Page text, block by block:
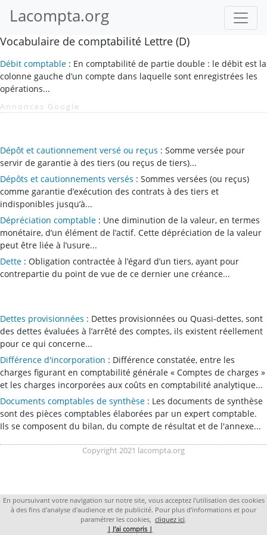
Lacompta.org
Vocabulaire de comptabilité Lettre (D)
Débit comptable : En comptabilité de partie double : le débit est la
colonne gauche d’un compte dans laquelle sont enregistrées les
opérations...
Annonces Google
Dépôt et cautionnement versé ou reçus : Somme versée pour
servir de garantie à des tiers (ou reçus de tiers)...
Dépôts et cautionnements versés : Sommes versées (ou reçus)
comme garantie d’exécution des contrats à des tiers et
indisponibles jusqu’à...
Dépréciation comptable : Une diminution de la valeur, en termes
monétaire, d’un élément de l’actif. Cette dépréciation de la valeur
peut être liée à l’usure...
Dette : Obligation contractée à l’égard d’un tiers, ayant pour
contrepartie du point de vue de ce dernier une créance...
Dettes provisionnées : Dettes provisionnées ou Quasi-dettes, sont
des dettes évaluées à l’arrêté des comptes, ils existent réellement
pour ce qui concerne...
Différence d'incorporation : Différence constatée, entre les
charges figurant en comptabilité générale « Comptes de charges »
et les charges incorporées aux coûts en comptabilité analytique...
Documents comptables de synthèse : Les documents de synthèse
sont des pièces comptables élaborées par un expert comptable.
Ils se composent du bilan, du compte de résultat et de l'annexe...
Copyright 2021 lacompta.org
En poursuivant votre navigation sur notre site, vous acceptez l'utilisation des cookies
à des fins d'analyse d'audience et de publicité. Pour plus d’informations et pour
paramétrer les cookies, cliquez ici.
| J'ai compris |